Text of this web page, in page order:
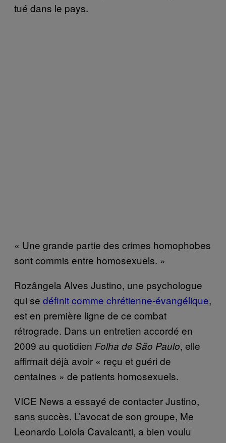
tué dans le pays.
« Une grande partie des crimes homophobes
sont commis entre homosexuels. »
Rozângela Alves Justino, une psychologue
qui se définit comme chrétienne-évangélique,
est en première ligne de ce combat
rétrograde. Dans un entretien accordé en
2009 au quotidien Folha de São Paulo, elle
affirmait déjà avoir « reçu et guéri de
centaines » de patients homosexuels.
VICE News a essayé de contacter Justino,
sans succès. L’avocat de son groupe, Me
Leonardo Loiola Cavalcanti, a bien voulu